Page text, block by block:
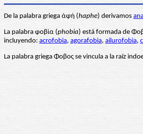
De la palabra griega ἁφή (haphe) derivamos
La palabra φοβία (phobia) está formada de
incluyendo: acrofobia, agorafobia, ailurofobia,
La palabra griega Φοβος se vincula a la raíz